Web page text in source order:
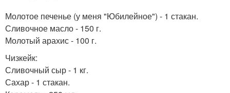
Молотое печенье (у меня "Юбилейное") - 1 стакан.
Сливочное масло - 150 г.
Молотый арахис - 100 г.
Чизкейк:
Сливочный сыр - 1 кг.
Сахар - 1 стакан.